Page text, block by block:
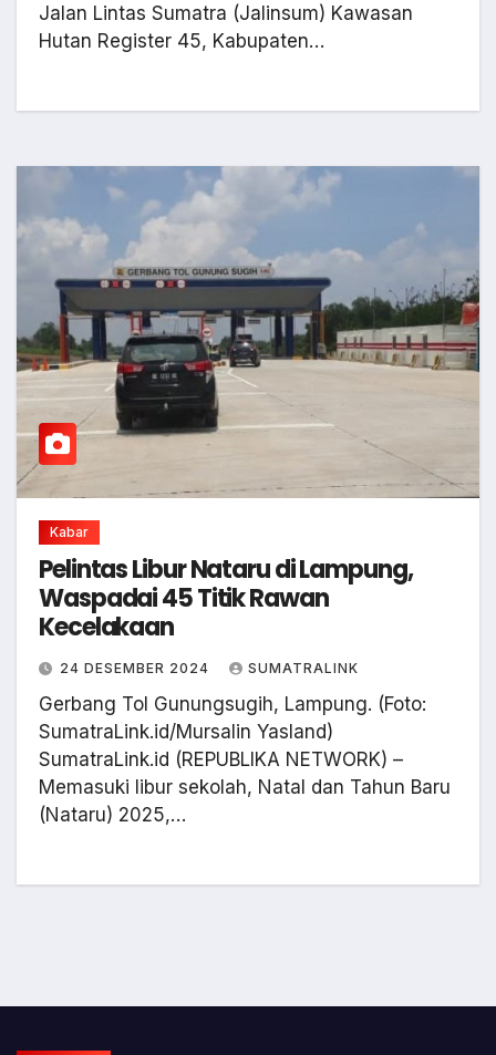
Jalan Lintas Sumatra (Jalinsum) Kawasan
Hutan Register 45, Kabupaten…
Kabar
Pelintas Libur Nataru di Lampung,
Waspadai 45 Titik Rawan
Kecelakaan
24 DESEMBER 2024 SUMATRALINK
Gerbang Tol Gunungsugih, Lampung. (Foto:
SumatraLink.id/Mursalin Yasland)
SumatraLink.id (REPUBLIKA NETWORK) –
Memasuki libur sekolah, Natal dan Tahun Baru
(Nataru) 2025,…